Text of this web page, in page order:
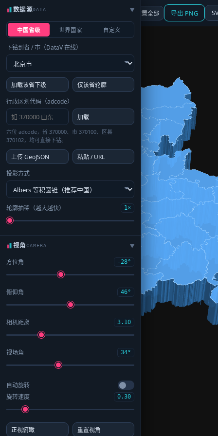
☰ 面板 地图 重置全部 导出 PNG
数据源DATA ▶
中国省级 世界国家 自定义
下钻到省 / 市（DataV 在线）
加载该省下级
仅该省轮廓
行政区划代码（adcode）
加载
六位 adcode，省 370000、市 370100、区县
370102，均可直接下钻。
上传 GeoJSON
粘贴 / URL
投影方式
轮廓抽稀（越大越快） 1×
视角CAMERA ▶
方位角 -28°
俯仰角 46°
相机距离 3.10
视场角 34°
自动旋转
旋转速度
0.30
正视俯瞰 重置视角